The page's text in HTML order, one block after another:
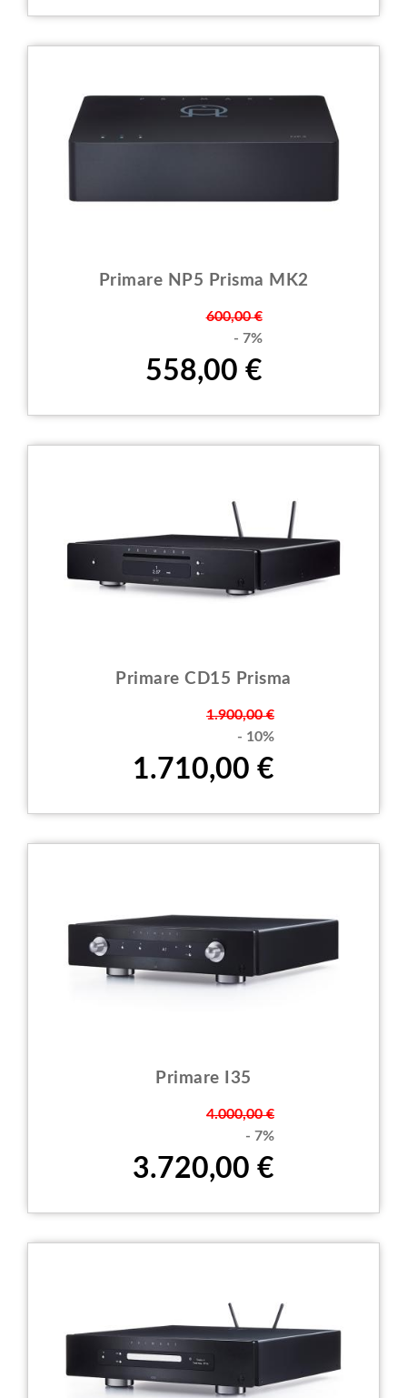
Primare NP5 Prisma MK2
600,00 €
- 7%
558,00 €
Primare CD15 Prisma
1.900,00 €
- 10%
1.710,00 €
Primare I35
4.000,00 €
- 7%
3.720,00 €